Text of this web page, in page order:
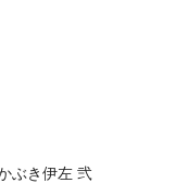
ぶき伊左 弐